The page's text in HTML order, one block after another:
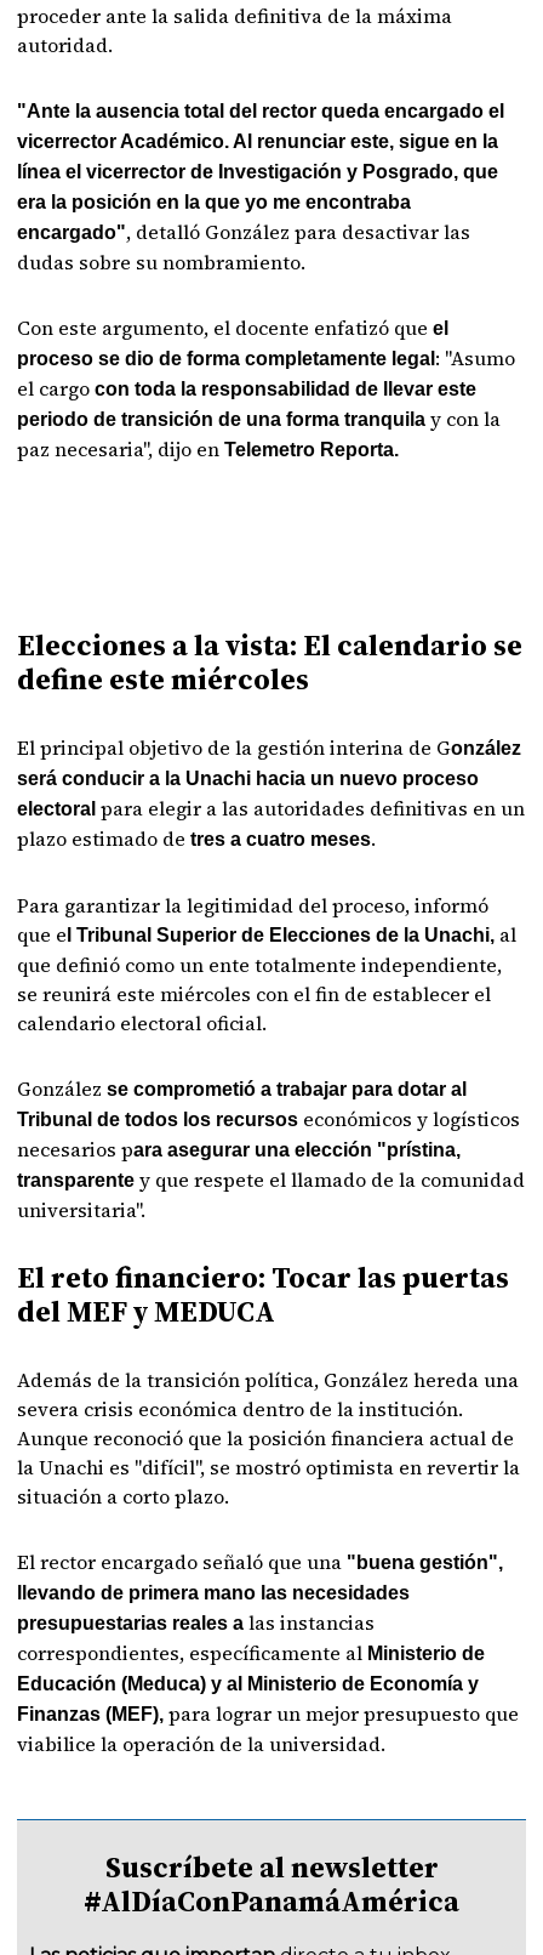
proceder ante la salida definitiva de la máxima
autoridad.
"Ante la ausencia total del rector queda encargado el
vicerrector Académico. Al renunciar este, sigue en la
línea el vicerrector de Investigación y Posgrado, que
era la posición en la que yo me encontraba
encargado", detalló González para desactivar las
dudas sobre su nombramiento.
Con este argumento, el docente enfatizó queel
proceso se dio de forma completamente legal : "Asumo
el cargo con toda la responsabilidad de llevar este
periodo de transición de una forma tranquilay con la
paz necesaria", dijo enTelemetro Reporta.
Elecciones a la vista: El calendario se
define este miércoles
El principal objetivo de la gestión interina de González
será conducir a la Unachi hacia un nuevo proceso
electoral para elegir a las autoridades definitivas en un
plazo estimado detres a cuatro meses.
Para garantizar la legitimidad del proceso, informó
que e l Tribunal Superior de Elecciones de la Unachi, al
que definió como un ente totalmente independiente,
se reunirá este miércoles con el fin de establecer el
calendario electoral oficial.
González se comprometió a trabajar para dotar al
Tribunal de todos los recursos económicos y logísticos
necesarios para asegurar una elección "prístina,
transparentey que respete el llamado de la comunidad
universitaria".
El reto financiero: Tocar las puertas
del MEF y MEDUCA
Además de la transición política, González hereda una
severa crisis económica dentro de la institución.
Aunque reconoció que la posición financiera actual de
la Unachi es "difícil", se mostró optimista en revertir la
situación a corto plazo.
El rector encargado señaló que una "buena gestión",
llevando de primera mano las necesidades
presupuestarias reales a las instancias
correspondientes, específicamente al Ministerio de
Educación (Meduca) y al Ministerio de Economía y
Finanzas (MEF), para lograr un mejor presupuesto que
viabilice la operación de la universidad.
Suscríbete al newsletter
#AlDíaConPanamáAmérica